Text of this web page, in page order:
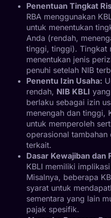
Penentuan Tingkat
RBA menggunakan
untuk menentukan
Anda (rendah,
tinggi, tinggi). Tingkat
menentukan jenis
penuhi setelah NIB
Penentu Izin Usaha:
rendah, NIB KBLI
berlaku sebagai izin
menengah dan tinggi,
untuk memperoleh
operasional
terkait.
Dasar Kewajiban dan
KBLI memiliki
Misalnya, beberapa
syarat untuk
sementara yang lain
pajak spesifik.